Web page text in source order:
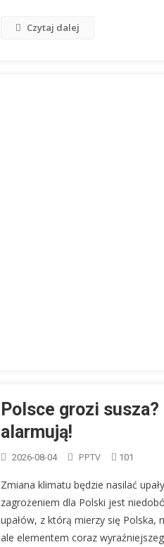
Czytaj dalej
Polsce grozi
alarmują!
2026-08-04 PPTV 101
Zmiana klimatu będzie nasilać
zagrożeniem dla Polski jest
upałów, z którą mierzy się Polska,
ale elementem coraz